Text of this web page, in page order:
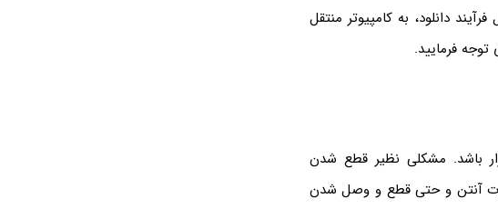
دانلود، به کامپیوتر منتقل
فرمایید.
باشد. مشکلی نظیر قطع شدن
آنتن و حتی قطع و وصل شدن